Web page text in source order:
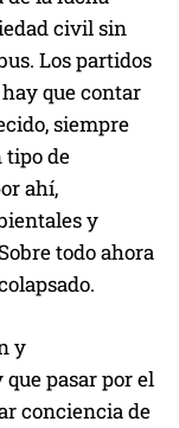
civil sin
Los partidos
que contar
siempre
tipo de
ahí,
y
todo ahora
y
pasar por el
conciencia de